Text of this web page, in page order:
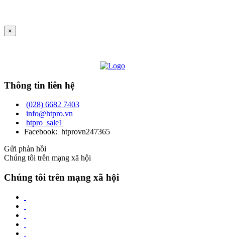
×
Thông tin liên hệ
(028) 6682 7403
info@htpro.vn
htpro_sale1
Facebook: htprovn247365
Gửi phản hồi
Chúng tôi trên mạng xã hội
Chúng tôi trên mạng xã hội